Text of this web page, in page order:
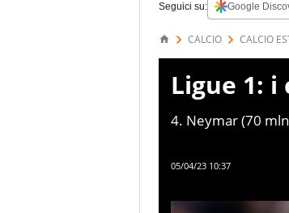
Seguici su: Google
CALCIO CALCIO
Ligue 1:
4. Neymar (70
05/04/23 10:37